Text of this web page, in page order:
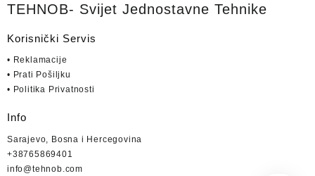
TEHNOB- Svijet Jednostavne Tehnike
Korisnički Servis
• Reklamacije
• Prati Pošiljku
• Politika Privatnosti
Info
Sarajevo, Bosna i Hercegovina
+38765869401
info@tehnob.com